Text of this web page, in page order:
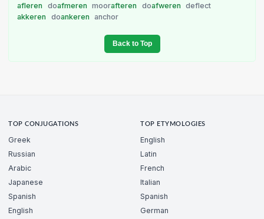
afleren
doafmeren moorafteren doafweren
deflect
akkeren
doankeren anchor
Back to Top
TOP CONJUGATIONS
Greek
Russian
Arabic
Japanese
Spanish
English
TOP ETYMOLOGIES
English
Latin
French
Italian
Spanish
German